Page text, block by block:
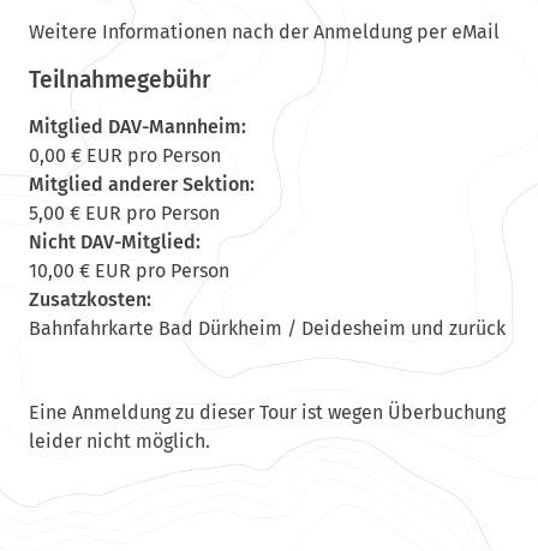
Weitere Informationen nach der Anmeldung per eMail
Teilnahmegebühr
Mitglied DAV-Mannheim:
0,00 € EUR pro Person
Mitglied anderer Sektion:
5,00 € EUR pro Person
Nicht DAV-Mitglied:
10,00 € EUR pro Person
Zusatzkosten:
Bahnfahrkarte Bad Dürkheim / Deidesheim und zurück
Eine Anmeldung zu dieser Tour ist wegen Überbuchung
leider nicht möglich.